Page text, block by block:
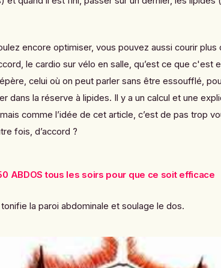
encore optimiser, vous pouvez aussi courir plus
le cardio sur vélo en salle, qu’est ce que c'est
celui où on peut parler sans être essoufflé,
dans la réserve à lipides. Il y a un calcul et une
comme l’idée de cet article, c’est de pas trop
fois, d’accord ?
ABDOS tous les soirs pour que ce soit efficace
la paroi abdominale et soulage le dos.